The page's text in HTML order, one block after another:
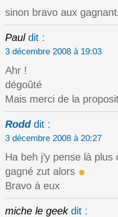
sinon bravo aux
Paul dit :
3 décembre 2008 à 19:03
Ahr !
dégoûté
Mais merci de la
Rodd dit :
3 décembre 2008 à 20:27
Ha beh j’y pense là
gagné zut alors
Bravo à eux
miche le geek dit :